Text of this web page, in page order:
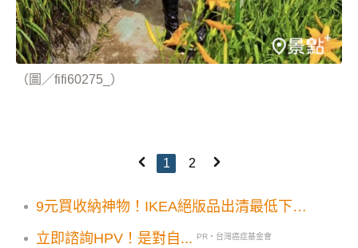
（圖／fifi60275_）
1 2
9元買收納神物！IKEA絕版品出清最低下殺
立即諮詢HPV！是對自...
PR・台灣癌症基金會